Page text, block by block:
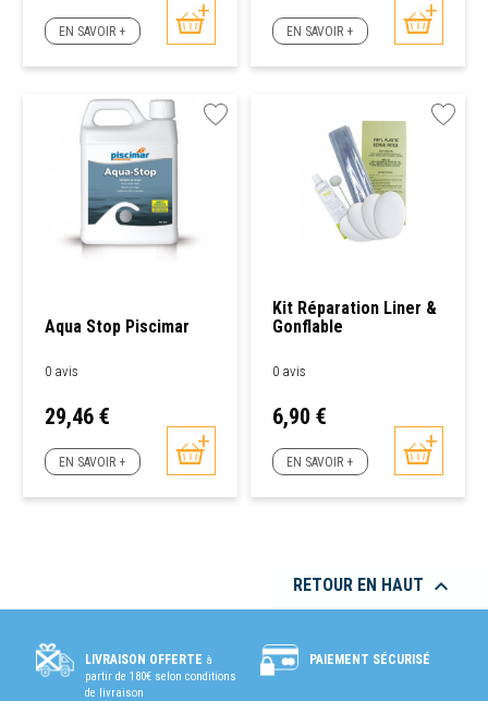
EN SAVOIR + EN SAVOIR +
Aqua Stop Piscimar
0 avis
Prix
29,46 €
EN SAVOIR +
Kit Réparation Liner &
Gonflable
0 avis
Prix
6,90 €
EN SAVOIR +
RETOUR EN HAUT 
LIVRAISON OFFERTE à
partir de 180€ selon conditions
de livraison
PAIEMENT SÉCURISÉ